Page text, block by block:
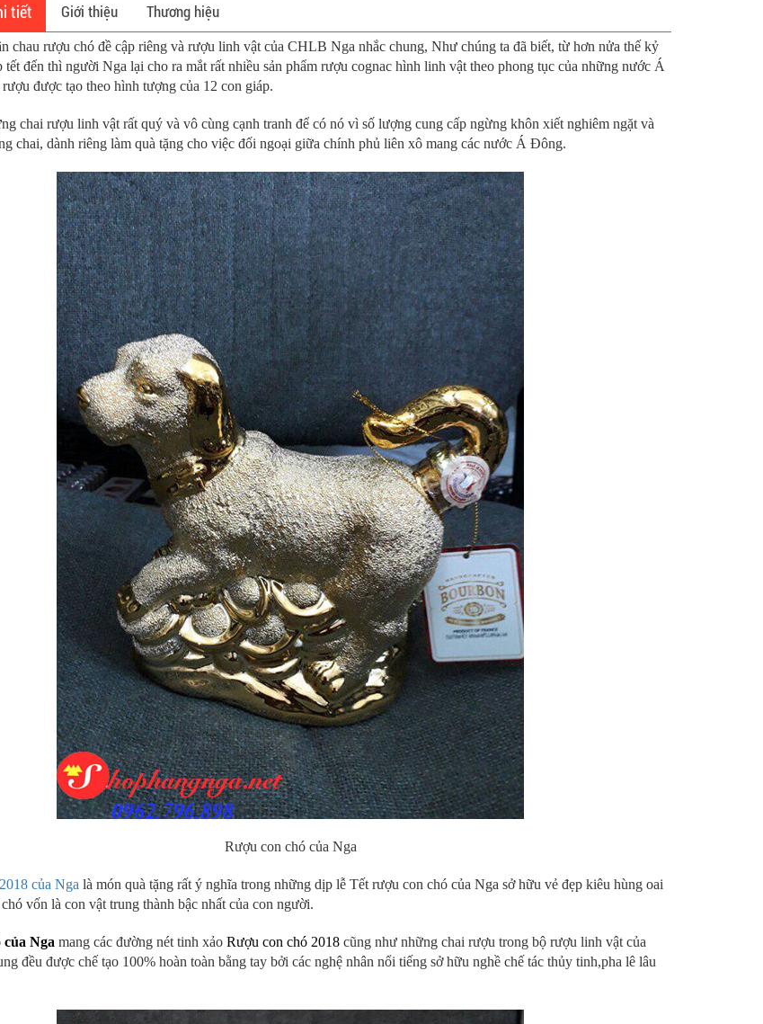
tiết Giới thiệu Thương hiệu
chau rượu chó đề cập riêng và rượu linh vật của CHLB Nga nhắc chung, Như chúng ta đã biết, từ hơn nửa thế kỷ
tết đến thì người Nga lại cho ra mắt rất nhiều sản phẩm rượu cognac hình linh vật theo phong tục của những nước Á
được tạo theo hình tượng của 12 con giáp.
chai rượu linh vật rất quý và vô cùng cạnh tranh để có nó vì số lượng cung cấp ngừng khôn xiết nghiêm ngặt và
chai, dành riêng làm quà tặng cho việc đối ngoại giữa chính phủ liên xô mang các nước Á Đông.
Rượu con chó của Nga
của Nga là món quà tặng rất ý nghĩa trong những dịp lễ Tết rượu con chó của Nga sở hữu vẻ đẹp kiêu hùng oai
vốn là con vật trung thành bậc nhất của con người.
Nga mang các đường nét tinh xảo Rượu con chó 2018cũng như những chai rượu trong bộ rượu linh vật của
đều được chế tạo 100% hoàn toàn bằng tay bởi các nghệ nhân nổi tiếng sở hữu nghề chế tác thủy tinh,pha lê lâu